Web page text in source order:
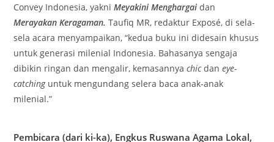
Convey Indonesia, yakniMeyakini Menghargaidan
Merayakan Keragaman.Taufiq MR, redaktur Exposé, di sela-
sela acara menyampaikan, “kedua buku ini didesain khusus
untuk generasi milenial Indonesia. Bahasanya sengaja
dibikin ringan dan mengalir, kemasannyachicdaneye-
catching untuk mengundang selera baca anak-anak
milenial.”
Pembicara (dari ki-ka), Engkus Ruswana Agama Lokal,